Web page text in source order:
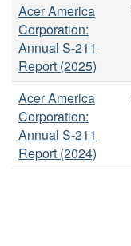
Acer America
Corporation:
Annual S-211
Report (2025)
Acer America
Corporation:
Annual S-211
Report (2024)